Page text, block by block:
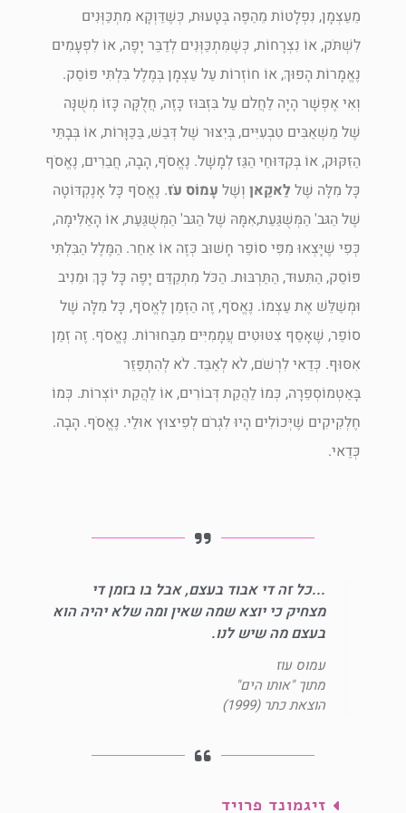
מֵעַצְמָן, נִפְלָטוֹת מֵהַפֶּה בְּטָעוּת, כְּשֶׁדַּוְקָא מִתְכַּוְּנִים
לִשְׁתֹּק, אוֹ נִצְרָחוֹת, כְּשֶׁמִּתְכַּוְּנִים לְדַבֵּר יָפֶה, אוֹ לִפְעָמִים
נֶאֱמָרוֹת הָפוּךְ, אוֹ חוֹזְרוֹת עַל עַצְמָן בְּמֶלֶל בִּלְתִּי פּוֹסֵק.
וְאִי אֶפְשָׁר הָיָה לַחֲלֹם עַל בִּזְבּוּז כָּזֶה, חֲלֻקָּה כָּזוֹ מְשֻׁנָּה
שֶׁל מַשְׁאַבִּים טִבְעִיִּים, בְּיִצּוּר שֶׁל דְּבַשׁ, בַּכַּוָּרוֹת, אוֹ בְּבָתֵּי
הַזִּקּוּק, אוֹ בְּקִדּוּחֵי הַגַּז לְמָשָׁל. נֶאֱסֹף, הָבָה, חֲבֵרִים, נֶאֱסֹף
כָּל מִלָּה שֶׁל לַאקַאן וְשֶׁל עָמוֹס עֹז. נֶאֱסֹף כָּל אָנֶקְדּוֹטָה
שֶׁל הַגּב' הַמְּשֻׁגַּעַת,אִמָּהּ שֶׁל הַגּב' הַמְּשֻׁגַּעַת, אוֹ הָאַלִּימָה,
כְּפִי שֶׁיָּצְאוּ מִפִּי סוֹפֵר חָשׁוּב כְּזֶה אוֹ אַחֵר. הַמֶּלֶל הַבִּלְתִּי
פּוֹסֵק, הַתִּעוּד, הַתַּרְבּוּת. הַכֹּל מִתְקַדֵּם יָפֶה כָּל כָּךְ וּמֵנִיב
וּמְשַׁלֵּשׁ אֶת עַצְמוֹ. נֶאֱסֹף, זֶה הַזְּמַן לֶאֱסֹף, כָּל מִלָּה שֶׁל
סוֹפֵר, שֶׁאָסַף צִטּוּטִים עֲמָמִיִּים מִבַּחוּרוֹת. נֶאֱסֹף. זֶה זְמַן
אִסּוּף. כְּדַאי לִרְשֹׁם, לֹא לְאַבֵּד. לֹא לְהִתְפַּזֵּר
בָּאַטְמוֹסְפֵרָה, כְּמוֹ לַהֲקַת דְּבוֹרִים, אוֹ לַהֲקַת יוֹצְרוֹת. כְּמוֹ
חֶלְקִיקִים שֶׁיְּכוֹלִים הָיוּ לִגְרֹם לְפִיצוּץ אוּלַי. נֶאֱסֹף. הָבָה.
כְּדַאי.
...כל זה די אבוד בעצם, אבל בו בזמן די
מצחיק כי יוצא שמה שאין ומה שלא יהיה הוא
בעצם מה שיש לנו.
עמוס עוז
מתוך "אותו הים"
הוצאת כתר (1999)
זיגמונד פרויד